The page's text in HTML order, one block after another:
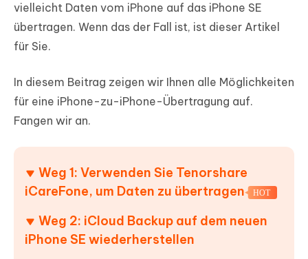
vielleicht Daten vom iPhone auf das iPhone SE
übertragen. Wenn das der Fall ist, ist dieser Artikel
für Sie.
In diesem Beitrag zeigen wir Ihnen alle Möglichkeiten
für eine iPhone-zu-iPhone-Übertragung auf.
Fangen wir an.
Weg 1: Verwenden Sie Tenorshare
iCareFone, um Daten zu übertragen
HOT
Weg 2: iCloud Backup auf dem neuen
iPhone SE wiederherstellen